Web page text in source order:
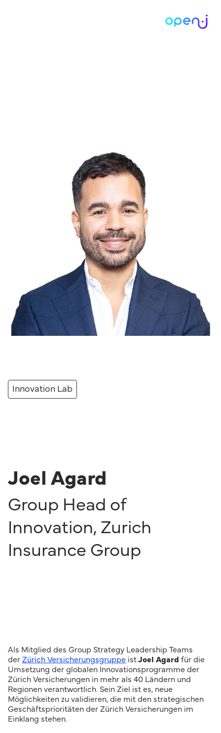
Innovation Lab
Joel Agard
Group Head of
Innovation, Zurich
Insurance Group
Als Mitglied des Group Strategy Leadership Teams
der Zürich Versicherungsgruppe istJoel Agard für die
Umsetzung der globalen Innovationsprogramme der
Zürich Versicherungen in mehr als 40 Ländern und
Regionen verantwortlich. Sein Ziel ist es, neue
Möglichkeiten zu validieren, die mit den strategischen
Geschäftsprioritäten der Zürich Versicherungen im
Einklang stehen.